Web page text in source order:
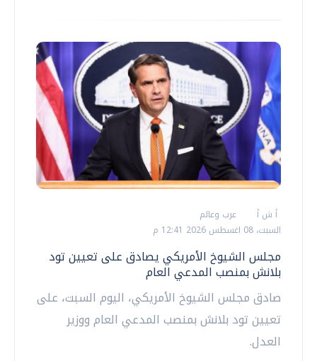
أ ش أ
عرب وعالم
السبت، 08 اغسطس 2026 12:41 م
مجلس الشيوخ الأمريكي يصادق على تعيين تود
بلانش بمنصب المدعي العام
صادق مجلس الشيوخ الأمريكي، اليوم السبت، على
تعيين تود بلانش بمنصب المدعي العام ووزير
العدل.